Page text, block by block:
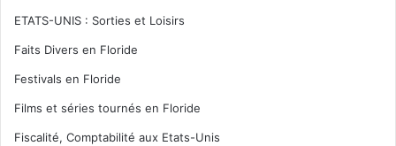
ETATS-UNIS : Sorties et Loisirs
Faits Divers en Floride
Festivals en Floride
Films et séries tournés en Floride
Fiscalité, Comptabilité aux Etats-Unis